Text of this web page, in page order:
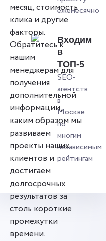
ежемесячно
Входим
в
ТОП-5
SEO-
агентств
в
Москве
по
многим
независимым
рейтингам
месяц, стоимость
клика и другие
факторы.
Обратитесь к
нашим
менеджерам для
получения
дополнительной
информации,
каким образом мы
развиваем
проекты наших
клиентов и
достигаем
долгосрочных
результатов за
столь короткие
промежутки
времени.